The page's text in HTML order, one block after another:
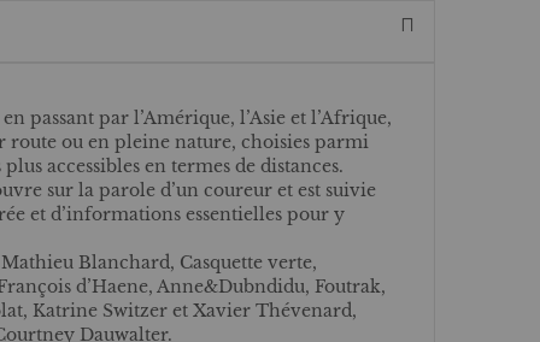
passant par l’Amérique, l’Asie et l’Afrique,
route ou en pleine nature, choisies parmi
accessibles en termes de distances.
sur la parole d’un coureur et est suivie
et d’informations essentielles pour y
Blanchard, Casquette verte,
d’Haene, Anne&Dubndidu, Foutrak,
Katrine Switzer et Xavier Thévenard,
Dauwalter.